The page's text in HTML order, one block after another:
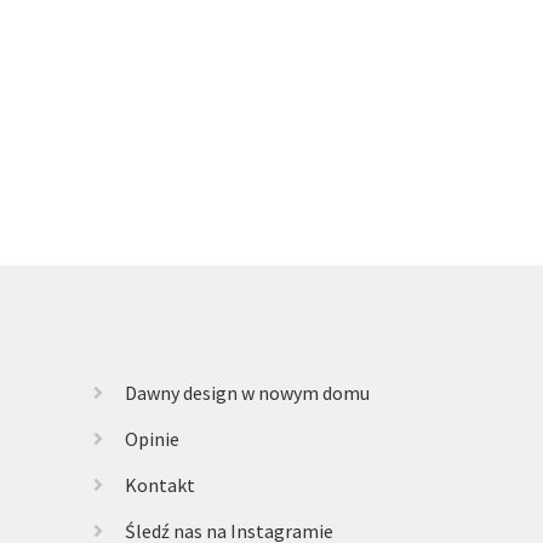
Dawny design w nowym domu
Opinie
Kontakt
Śledź nas na Instagramie